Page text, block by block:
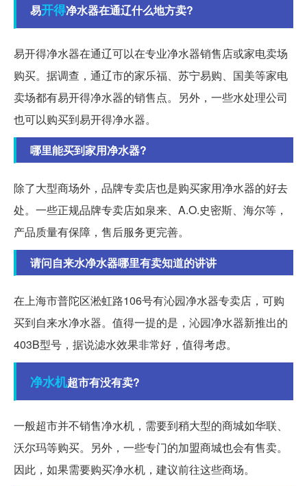
易开得净水器在通辽什么地方卖?
易开得净水器在通辽可以在专业净水器销售店或家电卖场
购买。据调查，通辽市的家乐福、苏宁易购、国美等家电
卖场都有易开得净水器的销售点。另外，一些水处理公司
也可以购买到易开得净水器。
哪里能买到家用净水器?
除了大型商场外，品牌专卖店也是购买家用净水器的好去
处。一些正规品牌专卖店如泉来、A.O.史密斯、海尔等，
产品质量有保障，售后服务更完善。
请问自来水净水器哪里有卖知道的讲讲
在上海市普陀区淞虹路106号有沁园净水器专卖店，可购
买到自来水净水器。值得一提的是，沁园净水器新推出的
403B型号，据说滤水效果非常好，值得考虑。
净水机超市有没有卖?
一般超市并不销售净水机，需要到稍大型的商城如华联、
沃尔玛等购买。另外，一些专门的加盟商城也会有售卖。
因此，如果需要购买净水机，建议前往这些商场。